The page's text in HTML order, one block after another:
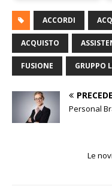
ACCORDI
ACQUISTO
FUSIONE GRUPPO
Personal
Le